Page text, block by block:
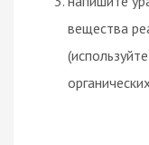
вещества